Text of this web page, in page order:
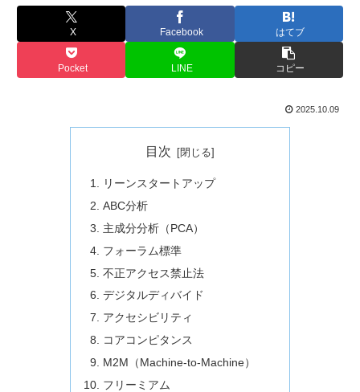
X Facebook はてブ
Pocket LINE コピー
2025.10.09
目次
リーンスタートアップ
ABC分析
主成分分析（PCA）
フォーラム標準
不正アクセス禁止法
デジタルディバイド
アクセシビリティ
コアコンピタンス
M2M（Machine-to-Machine）
フリーミアム